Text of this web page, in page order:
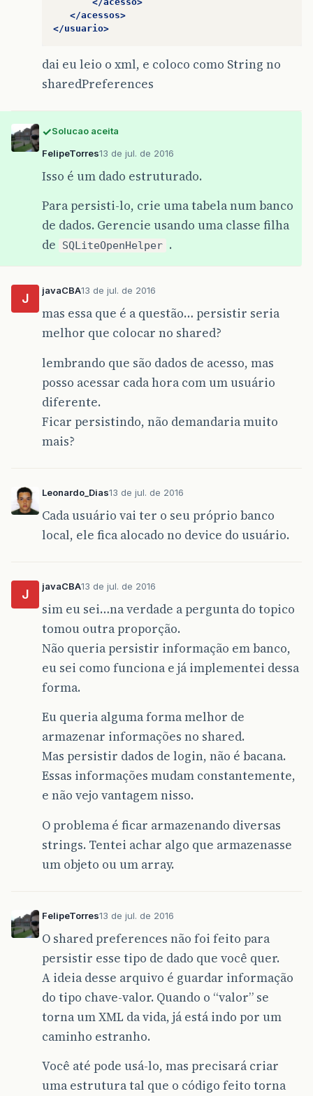
</acessos>
</usuario>
dai eu leio o xml, e coloco como String no
sharedPreferences
Solucao aceita
FelipeTorres13 de jul. de 2016
Isso é um dado estruturado.
Para persisti-lo, crie uma tabela num banco
de dados. Gerencie usando uma classe filha
de
SQLiteOpenHelper .
J
javaCBA13 de jul. de 2016
mas essa que é a questão… persistir seria
melhor que colocar no shared?
lembrando que são dados de acesso, mas
posso acessar cada hora com um usuário
diferente.
Ficar persistindo, não demandaria muito
mais?
Leonardo_Dias13 de jul. de 2016
Cada usuário vai ter o seu próprio banco
local, ele fica alocado no device do usuário.
J
javaCBA13 de jul. de 2016
sim eu sei…na verdade a pergunta do topico
tomou outra proporção.
Não queria persistir informação em banco,
eu sei como funciona e já implementei dessa
forma.
Eu queria alguma forma melhor de
armazenar informações no shared.
Mas persistir dados de login, não é bacana.
Essas informações mudam constantemente,
e não vejo vantagem nisso.
O problema é ficar armazenando diversas
strings. Tentei achar algo que armazenasse
um objeto ou um array.
FelipeTorres13 de jul. de 2016
O shared preferences não foi feito para
persistir esse tipo de dado que você quer.
A ideia desse arquivo é guardar informação
do tipo chave-valor. Quando o “valor” se
torna um XML da vida, já está indo por um
caminho estranho.
Você até pode usá-lo, mas precisará criar
uma estrutura tal que o código feito torna